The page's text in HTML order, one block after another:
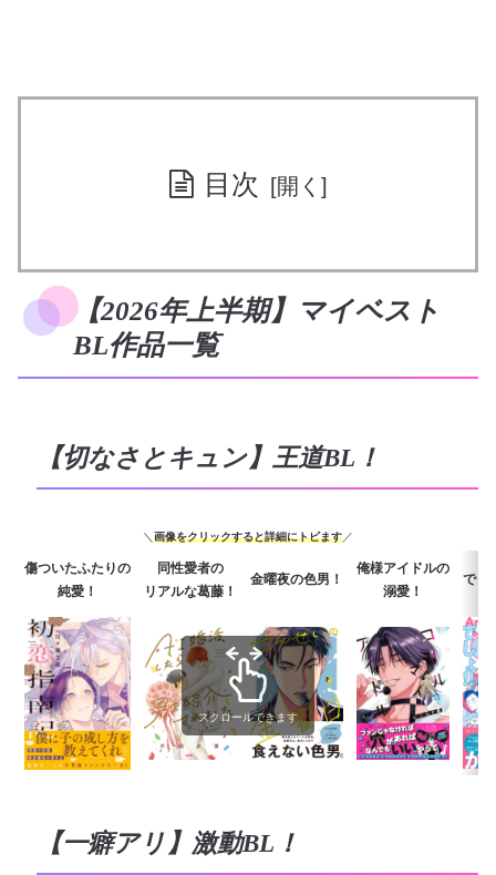
目次
【2026年上半期】マイベスト
BL作品一覧
【切なさとキュン】王道BL！
＼ 画像をクリックすると詳細にトビます ／
傷ついたふたりの
純愛！
同性愛者の
リアルな葛藤！
金曜夜の色男！
俺様アイドルの
溺愛！
でっ
スクロールできます
【一癖アリ】激動BL！